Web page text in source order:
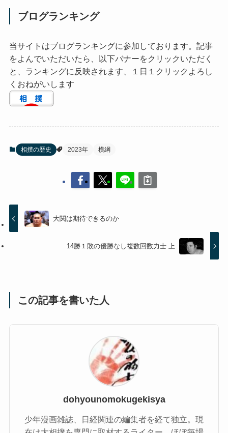
ブログランキング
当サイトはブログランキングに参加しております。記事
をよんでいただいたら、以下バナーをクリックいただく
と、ランキングに反映されます、１日１クリックよろし
くおねがいします
相撲の歴史 2023年 横綱
大関は期待できるのか
14勝１敗の優勝なし複数回数力士 上
この記事を書いた人
dohyounomokugekisya
少年漫画雑誌、日経関連の編集者を経て独立。現